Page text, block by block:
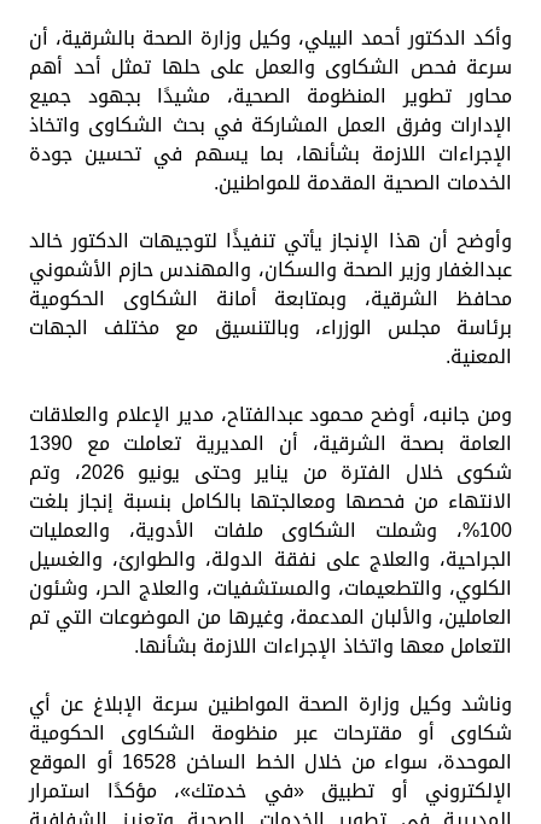
وأكد الدكتور أحمد البيلي، وكيل وزارة الصحة بالشرقية، أن
سرعة فحص الشكاوى والعمل على حلها تمثل أحد أهم
محاور تطوير المنظومة الصحية، مشيدًا بجهود جميع
الإدارات وفرق العمل المشاركة في بحث الشكاوى واتخاذ
الإجراءات اللازمة بشأنها، بما يسهم في تحسين جودة
الخدمات الصحية المقدمة للمواطنين.
وأوضح أن هذا الإنجاز يأتي تنفيذًا لتوجيهات الدكتور خالد
عبدالغفار وزير الصحة والسكان، والمهندس حازم الأشموني
محافظ الشرقية، وبمتابعة أمانة الشكاوى الحكومية
برئاسة مجلس الوزراء، وبالتنسيق مع مختلف الجهات
المعنية.
ومن جانبه، أوضح محمود عبدالفتاح، مدير الإعلام والعلاقات
العامة بصحة الشرقية، أن المديرية تعاملت مع 1390
شكوى خلال الفترة من يناير وحتى يونيو 2026، وتم
الانتهاء من فحصها ومعالجتها بالكامل بنسبة إنجاز بلغت
100%، وشملت الشكاوى ملفات الأدوية، والعمليات
الجراحية، والعلاج على نفقة الدولة، والطوارئ، والغسيل
الكلوي، والتطعيمات، والمستشفيات، والعلاج الحر، وشئون
العاملين، والألبان المدعمة، وغيرها من الموضوعات التي تم
التعامل معها واتخاذ الإجراءات اللازمة بشأنها.
وناشد وكيل وزارة الصحة المواطنين سرعة الإبلاغ عن أي
شكاوى أو مقترحات عبر منظومة الشكاوى الحكومية
الموحدة، سواء من خلال الخط الساخن 16528 أو الموقع
الإلكتروني أو تطبيق «في خدمتك»، مؤكدًا استمرار